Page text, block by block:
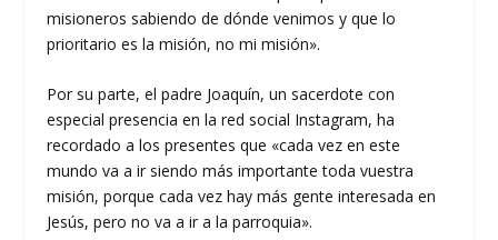
misioneros sabiendo de dónde venimos y que lo
prioritario es la misión, no mi misión».
Por su parte, el padre Joaquín, un sacerdote con
especial presencia en la red social Instagram, ha
recordado a los presentes que «cada vez en este
mundo va a ir siendo más importante toda vuestra
misión, porque cada vez hay más gente interesada en
Jesús, pero no va a ir a la parroquia».